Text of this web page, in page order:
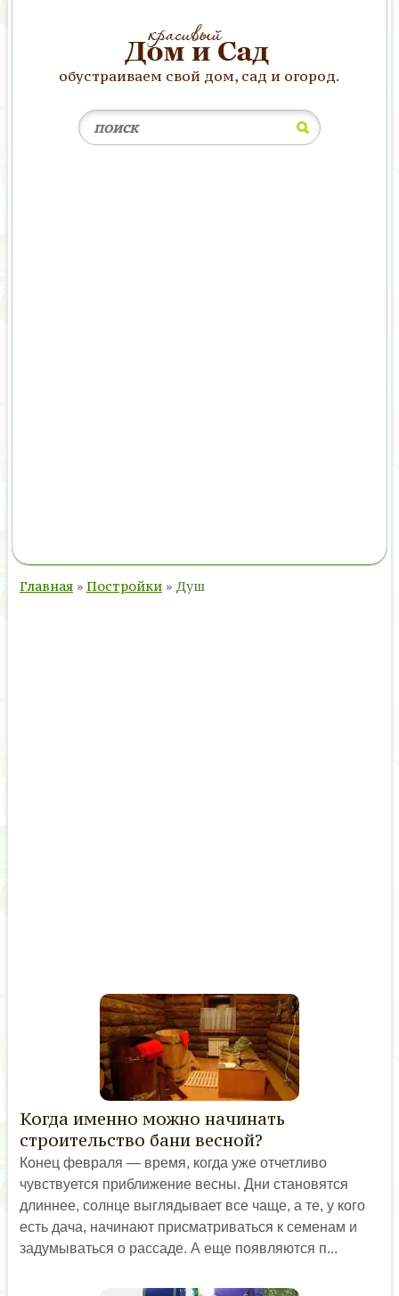
обустраиваем свой дом, сад и огород.
Главная » Постройки » Душ
Когда именно можно начинать
строительство бани весной?
Конец февраля — время, когда уже отчетливо
чувствуется приближение весны. Дни становятся
длиннее, солнце выглядывает все чаще, а те, у кого
есть дача, начинают присматриваться к семенам и
задумываться о рассаде. А еще появляются п...